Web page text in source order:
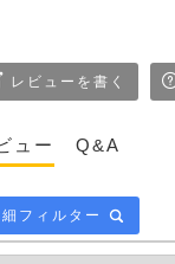
レビューを書く
ュー Q&A
フィルター